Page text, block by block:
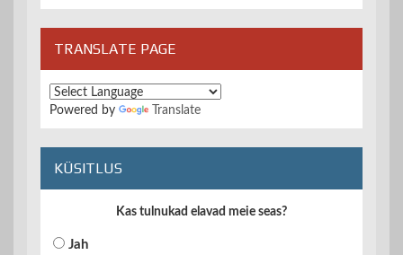
TRANSLATE PAGE
Powered by Translate
KÜSITLUS
Kas tulnukad elavad meie seas?
Jah